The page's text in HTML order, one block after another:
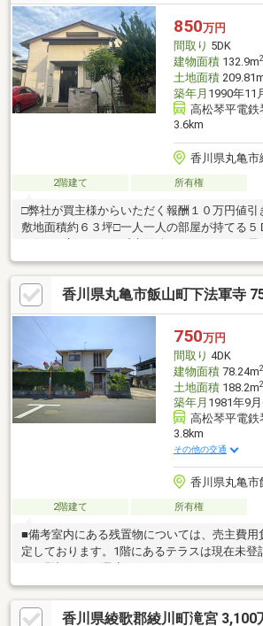
情報力と丁寧な対応で、お客様にぴったりの
伝いします。まずはお気軽にお問い合わせくだ
850万円
間取り 5DK
建物面積132.9m2
土地面積
築年月 1990年11
高松琴平電鉄
3.6km
香川県丸亀市
2階建て 所有権
□弊社が買主様からいただく報酬１０万円値
敷地面積約６３坪□一人一人の部屋が持てる５
の住戸□広々とした延床面積１３２．９㎡の居
った楽しみ方が出来る庭のある住まいこちら
り内見希望の方は事前に下記の連絡先までご
す！ＴＥＬ：０８７５－６２－６４７６住所：
町下高野２７５６番地１営業時間：９：００
時間外の対応も可能）定休日：水曜日（定休
すのでお気軽にご連絡ください！）内見希望
だければと思います。不動産売却専門店
香川県丸亀市飯山町下法軍寺
750万円
間取り 4DK
建物面積78.24m2
土地面積188.2m2
築年月 1981年9
高松琴平電鉄
3.8km
その他の交通
香川県丸亀市
2階建て 所有権
■備考室内にある残置物については、売主費用
定しております。1階にあるテラスは現在未登
香川県綾歌郡綾川町滝宮 3,100